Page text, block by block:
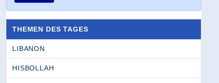
THEMEN DES TAGES
LIBANON
HISBOLLAH